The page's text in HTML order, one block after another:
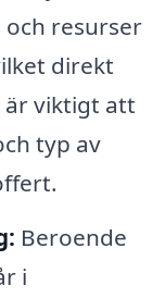
och resurser
direkt
är viktigt att
typ av
Beroende
i